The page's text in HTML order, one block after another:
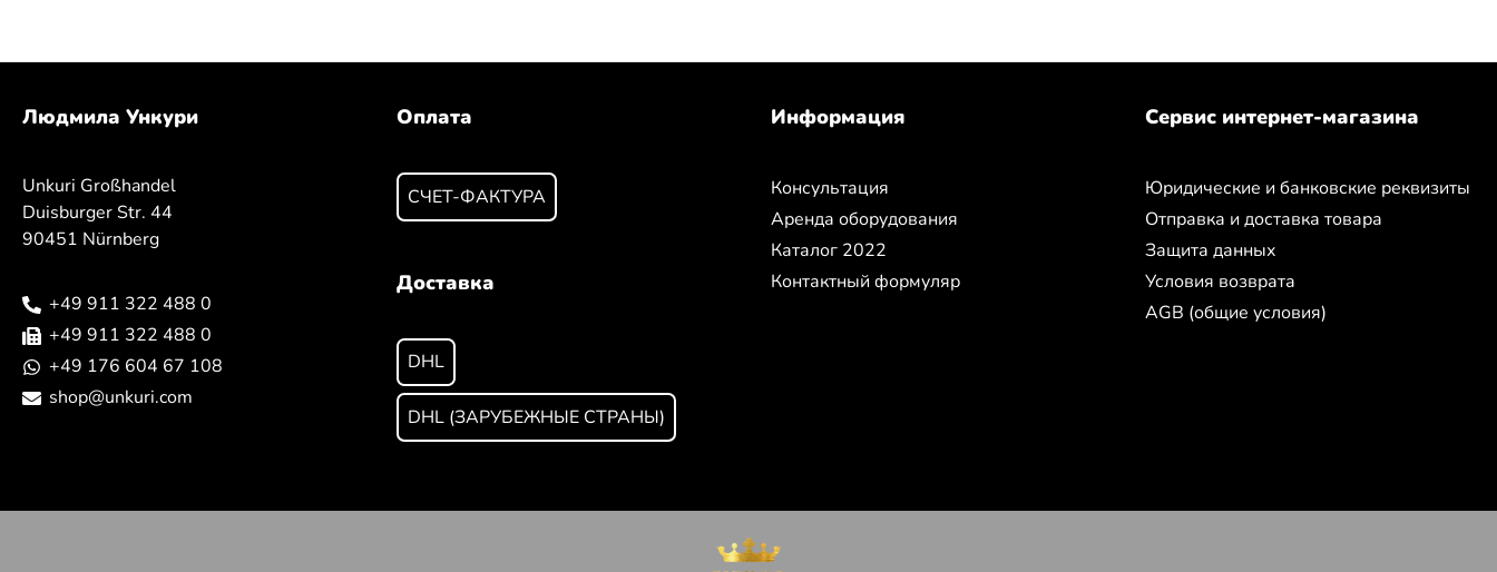
Людмила Ункури
Unkuri Großhandel
Duisburger Str. 44
90451 Nürnberg
+49 911 322 488 0
+49 911 322 488 0
+49 176 604 67 108
shop@unkuri.com
Оплата
СЧЕТ-ФАКТУРА
Доставка
DHL
DHL (ЗАРУБЕЖНЫЕ СТРАНЫ)
Информация
Консультация
Аренда оборудования
Каталог 2022
Контактный формуляр
Сервис интернет-магазина
Юридические и банковские реквизиты
Отправка и доставка товара
Защита данных
Условия возврата
AGB (общие условия)